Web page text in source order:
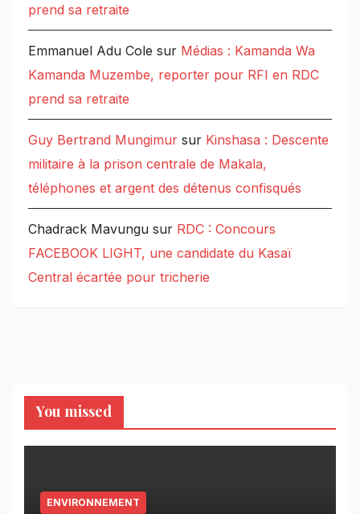
prend sa retraite
Emmanuel Adu Cole sur Médias : Kamanda Wa
Kamanda Muzembe, reporter pour RFI en RDC
prend sa retraite
Guy Bertrand Mungimur sur Kinshasa : Descente
militaire à la prison centrale de Makala,
téléphones et argent des détenus confisqués
Chadrack Mavungu sur RDC : Concours
FACEBOOK LIGHT, une candidate du Kasaï
Central écartée pour tricherie
You missed
ENVIRONNEMENT